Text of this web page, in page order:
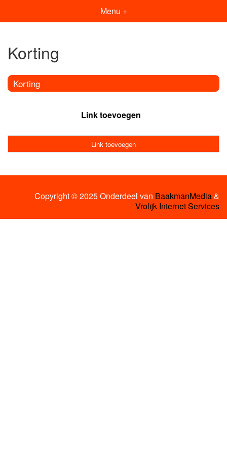
Menu +
Korting
Korting
Link toevoegen
Link toevoegen
Copyright © 2025 Onderdeel van BaakmanMedia&
Vrolijk Internet Services